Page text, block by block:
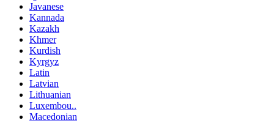
Javanese
Kannada
Kazakh
Khmer
Kurdish
Kyrgyz
Latin
Latvian
Lithuanian
Luxembou..
Macedonian